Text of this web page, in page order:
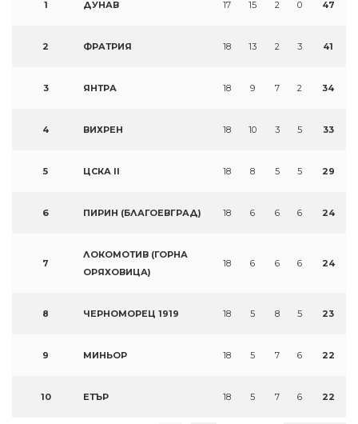
1 ДУНАВ 17 15 2 0 47
2 ФРАТРИЯ 18 13 2 3 41
3 ЯНТРА 18 9 7 2 34
4 ВИХРЕН 18 10 3 5 33
5 ЦСКА II 18 8 5 5 29
6 ПИРИН (БЛАГОЕВГРАД) 18 6 6 6 24
7
ЛОКОМОТИВ (ГОРНА
ОРЯХОВИЦА)
18 6 6 6 24
8 ЧЕРНОМОРЕЦ 1919 18 5 8 5 23
9 МИНЬОР 18 5 7 6 22
10 ЕТЪР 18 5 7 6 22